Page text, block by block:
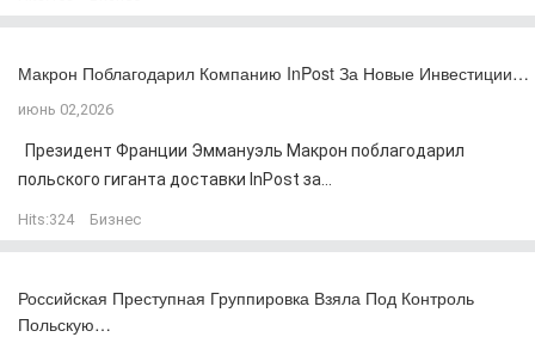
Макрон Поблагодарил Компанию InPost За Новые Инвестиции…
июнь 02,2026
Президент Франции Эммануэль Макрон поблагодарил
польского гиганта доставки InPost за...
Hits:324 Бизнес
Российская Преступная Группировка Взяла Под Контроль
Польскую…